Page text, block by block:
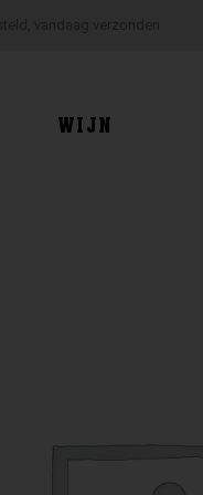
WIJN